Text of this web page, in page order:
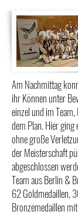
Am Nachmittag
ihr Können unter
einzel und im
dem Plan. Hier ging
ohne große
der Meisterschaft
abgeschlossen
Team aus Berlin &
62 Goldmedaillen,
Bronzemedaillen